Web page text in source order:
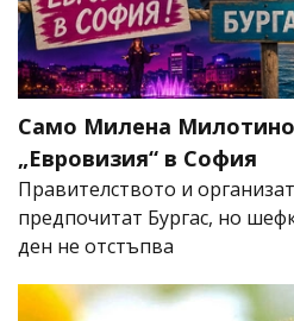
Само Милена
„Евровизия“ в София
Правителството и
предпочитат Бургас, но
ден не отстъпва